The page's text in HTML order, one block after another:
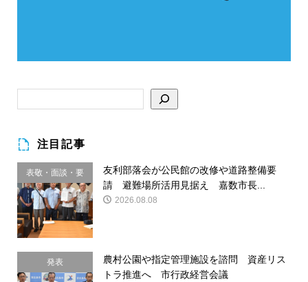
注目記事
表敬・面談・要
請
友利部落会が公民館の改修や道路整備要
請 避難場所活用見据え 嘉数市長...
2026.08.08
発表
農村公園や指定管理施設を諮問 資産リス
トラ推進へ 市行政経営会議